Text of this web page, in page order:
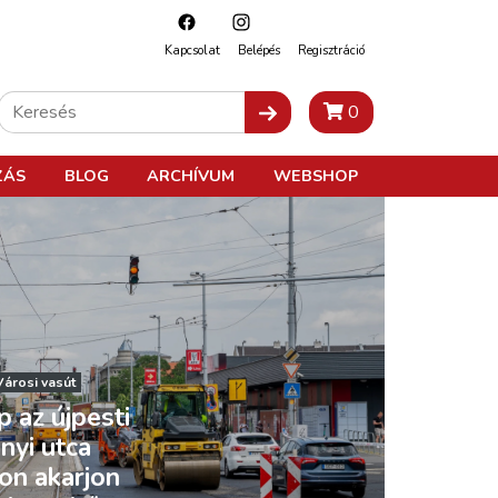
Kapcsolat Belépés Regisztráció
0
BLOG ARCHÍVUM WEBSHOP
vasút
az újpesti
utca
akarjon